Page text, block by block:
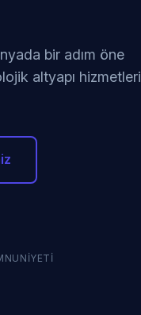
bir adım öne
altyapı hizmetleri